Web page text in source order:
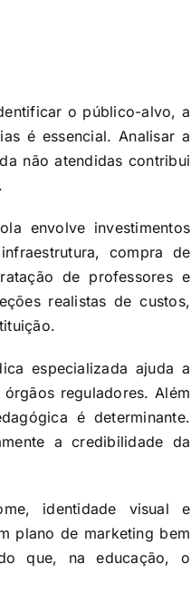
o público-alvo, a
é essencial. Analisar a
não atendidas contribui
envolve investimentos
compra de
de professores e
realistas de custos,
especializada ajuda a
reguladores. Além
é determinante.
a credibilidade da
identidade visual e
plano de marketing bem
que, na educação, o